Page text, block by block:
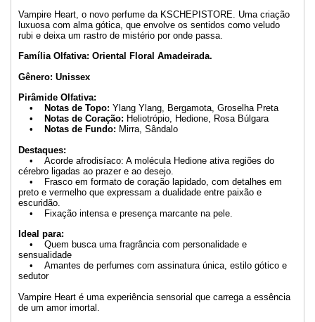
Vampire Heart, o novo perfume da KSCHEPISTORE. Uma criação
luxuosa com alma gótica, que envolve os sentidos como veludo
rubi e deixa um rastro de mistério por onde passa.
Família Olfativa: Oriental Floral Amadeirada.
Gênero: Unissex
Pirâmide Olfativa:
• Notas de Topo: Ylang Ylang, Bergamota, Groselha Preta
• Notas de Coração: Heliotrópio, Hedione, Rosa Búlgara
• Notas de Fundo: Mirra, Sândalo
Destaques:
• Acorde afrodisíaco: A molécula Hedione ativa regiões do
cérebro ligadas ao prazer e ao desejo.
• Frasco em formato de coração lapidado, com detalhes em
preto e vermelho que expressam a dualidade entre paixão e
escuridão.
• Fixação intensa e presença marcante na pele.
Ideal para:
• Quem busca uma fragrância com personalidade e
sensualidade
• Amantes de perfumes com assinatura única, estilo gótico e
sedutor
Vampire Heart é uma experiência sensorial que carrega a essência
de um amor imortal.